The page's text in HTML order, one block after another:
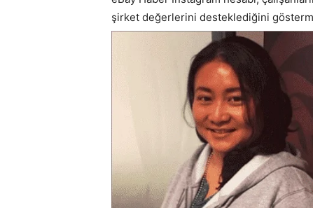
şirket değerlerini desteklediğini